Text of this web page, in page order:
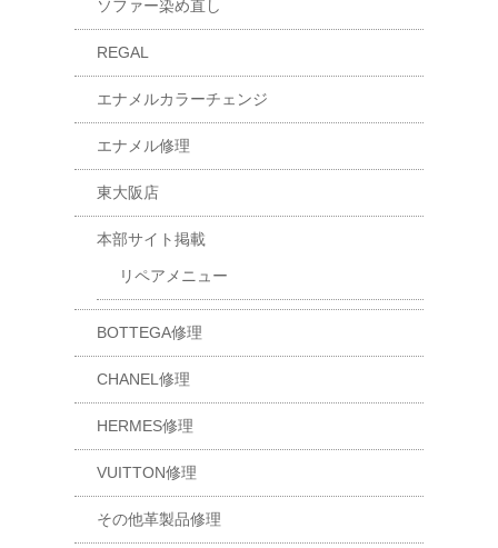
ソファー染め直し
REGAL
エナメルカラーチェンジ
エナメル修理
東大阪店
本部サイト掲載
リペアメニュー
BOTTEGA修理
CHANEL修理
HERMES修理
VUITTON修理
その他革製品修理